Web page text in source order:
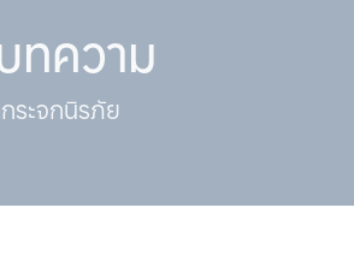
ทความ
ระจกนิรภัย